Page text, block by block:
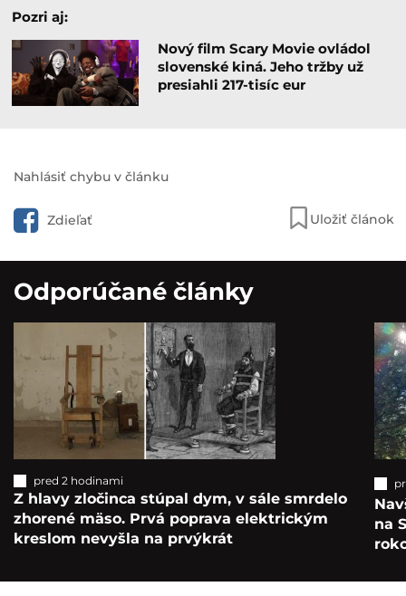
Pozri aj:
Nový film Scary Movie ovládol
slovenské kiná. Jeho tržby už
presiahli 217-tisíc eur
Nahlásiť chybu v článku
Zdieľať Uložiť článok
Odporúčané články
pred 2 hodinami
Z hlavy zločinca stúpal dym, v sále smrdelo
zhorené mäso. Prvá poprava elektrickým
kreslom nevyšla na prvýkrát
na